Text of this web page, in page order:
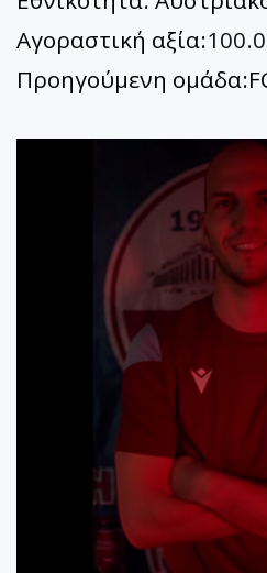
Αγοραστική αξία:
Προηγούμενη